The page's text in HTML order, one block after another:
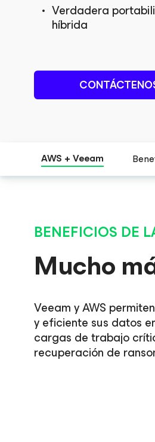
Verdadera
híbrida
AWS + Veeam
BENEFICIOS DE
Mucho
Veeam y AWS
y eficiente sus datos
cargas de trabajo
recuperación de